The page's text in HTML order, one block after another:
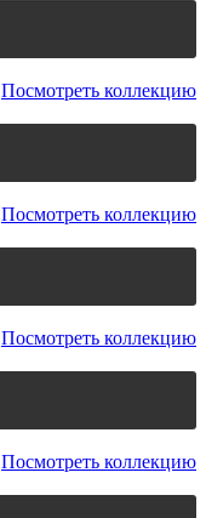
Посмотреть коллекцию
Посмотреть коллекцию
Посмотреть коллекцию
Посмотреть коллекцию